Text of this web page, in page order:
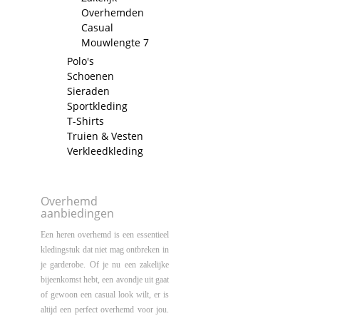
Overhemden
Casual
Mouwlengte 7
Polo's
Schoenen
Sieraden
Sportkleding
T-Shirts
Truien & Vesten
Verkleedkleding
Overhemd
aanbiedingen
Een heren overhemd is een essentieel
kledingstuk dat niet mag ontbreken in
je garderobe. Of je nu een zakelijke
bijeenkomst hebt, een avondje uit gaat
of gewoon een casual look wilt, er is
altijd een perfect overhemd voor jou.